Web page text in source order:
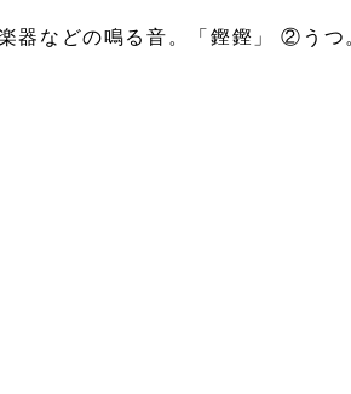
器などの鳴る音。「鏗鏗」 ②うつ